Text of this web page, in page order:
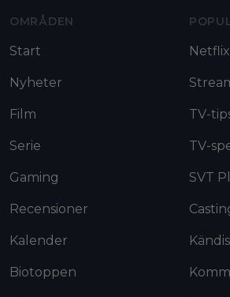
OMRÅDEN
Start
Nyheter
Film
Serie
Gaming
Recensioner
Kalender
Biotoppen
Netflix
TV-
TV-
SVT